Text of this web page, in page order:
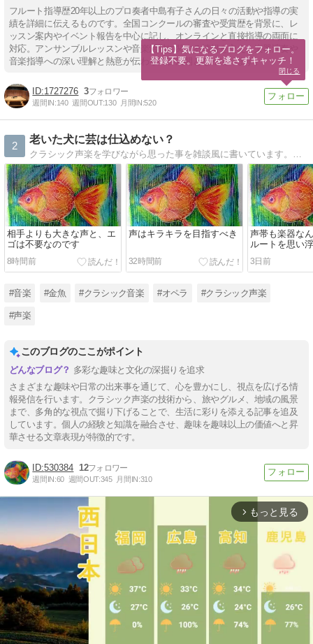
フルート指導歴20年以上のプロ奏者中島有子さんの日々の活動や指導の実
績を詳細に伝えるものです。全国コンクールの審査や受賞歴を背景に、レ
ッスン案内やイベント報告を中心に記し、オンラインと直接指導の両面に
対応。アンサンブルレッスンや音楽活動に関する情報を交え、楽器演奏や
音楽指導への深い理解と熱意が伝わる内容展開となっています。
1727276 3
週間IN:140 週間OUT:130 月間IN:520
2
老いた犬に芸は仕込めない？
クラシック声楽を学びながら思った事を雑談風に書いています。金魚を飼っています。オペラも大好きです。
相手よりも大きな声と、エ
ゴは不要なのです
8時間前
声はキラキラを目指すべき
32時間前
声帯も楽器な
ルートを思い
しよう
3日前
#音楽 #金魚 #クラシック音楽 #オペラ #クラシック声楽
#声楽
このブログのここがポイント
多彩な趣味と文化の深掘りを追求
さまざまな趣味や日常の出来事を通じて、心を豊かにし、視点を広げる情
報発信を行います。クラシック声楽の技術から、旅やグルメ、地域の風景
まで、多角的な視点で掘り下げることで、生活に彩りを添える記事を追及
しています。個人の経験と知識を融合させ、趣味を趣味以上の価値へと昇
華させる文章表現が特徴的です。
530384 12
週間IN:60 週間OUT:345 月間IN:310
arrow_forward_ios もっと見る
【Tips】気になるブログをフォロー。
登録不要。更新を逃さずキャッチ！
閉じる